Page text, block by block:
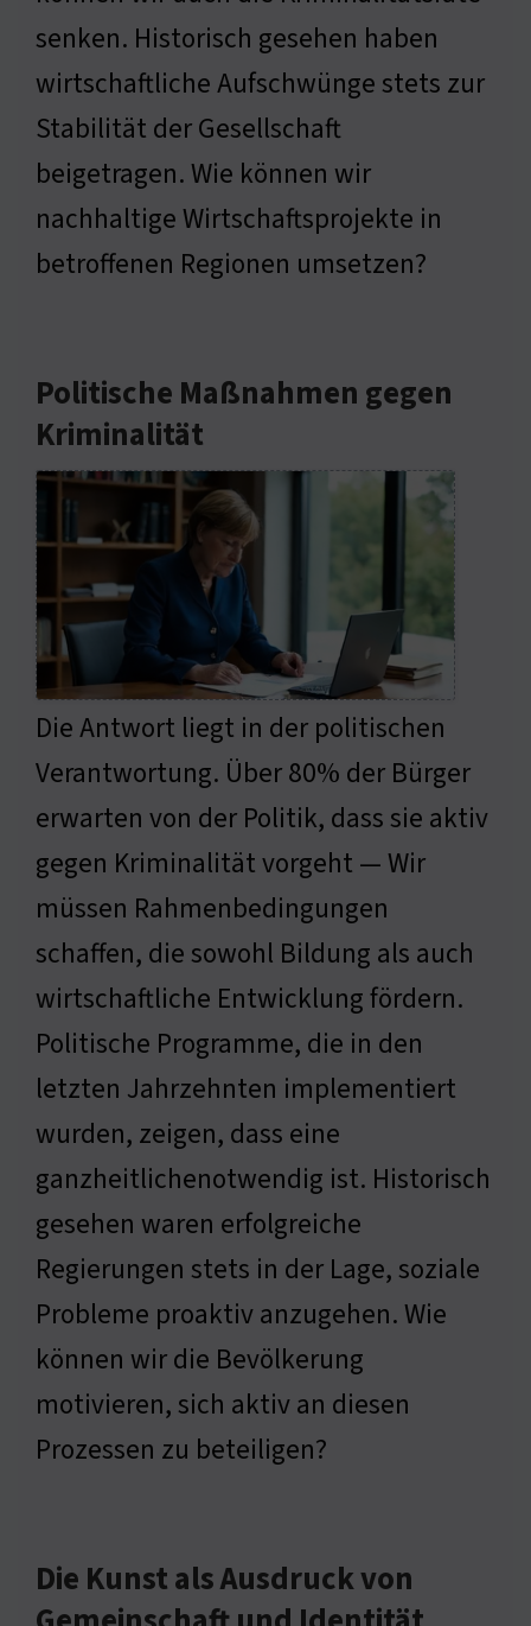
senken. Historisch gesehen haben
wirtschaftliche Aufschwünge stets zur
Stabilität der Gesellschaft
beigetragen. Wie können wir
nachhaltige Wirtschaftsprojekte in
betroffenen Regionen umsetzen?
Politische Maßnahmen gegen
Kriminalität
Die Antwort liegt in der politischen
Verantwortung. Über 80% der Bürger
erwarten von der Politik, dass sie aktiv
gegen Kriminalität vorgeht — Wir
müssen Rahmenbedingungen
schaffen, die sowohl Bildung als auch
wirtschaftliche Entwicklung fördern.
Politische Programme, die in den
letzten Jahrzehnten implementiert
wurden, zeigen, dass eine
ganzheitlichenotwendig ist. Historisch
gesehen waren erfolgreiche
Regierungen stets in der Lage, soziale
Probleme proaktiv anzugehen. Wie
können wir die Bevölkerung
motivieren, sich aktiv an diesen
Prozessen zu beteiligen?
Die Kunst als Ausdruck von